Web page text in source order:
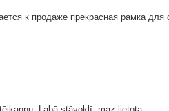
к продаже прекрасная рамка